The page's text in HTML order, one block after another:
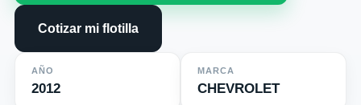
Cotizar mi flotilla
AÑO
2012
MARCA
CHEVROLET